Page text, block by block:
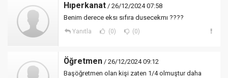
Hıperkanat / 26/12/2024 07:58
Benim derece eksı sıfıra dusecekmı ????
Yanıtla (0) (0)
Öğretmen / 26/12/2024 09:12
Başöğretmen olan kişi zaten 1/4 olmuştur daha